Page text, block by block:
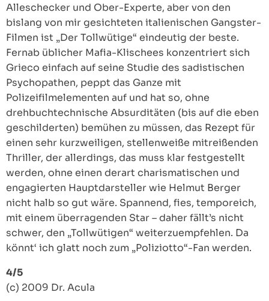
Alleschecker und Ober-Experte, aber von den
bislang von mir gesichteten italienischen Gangster-
Filmen ist „Der Tollwütige“ eindeutig der beste.
Fernab üblicher Mafia-Klischees konzentriert sich
Grieco einfach auf seine Studie des sadistischen
Psychopathen, peppt das Ganze mit
Polizeifilmelementen auf und hat so, ohne
drehbuchtechnische Absurditäten (bis auf die eben
geschilderten) bemühen zu müssen, das Rezept für
einen sehr kurzweiligen, stellenweiße mitreißenden
Thriller, der allerdings, das muss klar festgestellt
werden, ohne einen derart charismatischen und
engagierten Hauptdarsteller wie Helmut Berger
nicht halb so gut wäre. Spannend, fies, temporeich,
mit einem überragenden Star – daher fällt’s nicht
schwer, den „Tollwütigen“ weiterzuempfehlen. Da
könnt‘ ich glatt noch zum „Poliziotto“-Fan werden.
4/5
(c) 2009 Dr. Acula